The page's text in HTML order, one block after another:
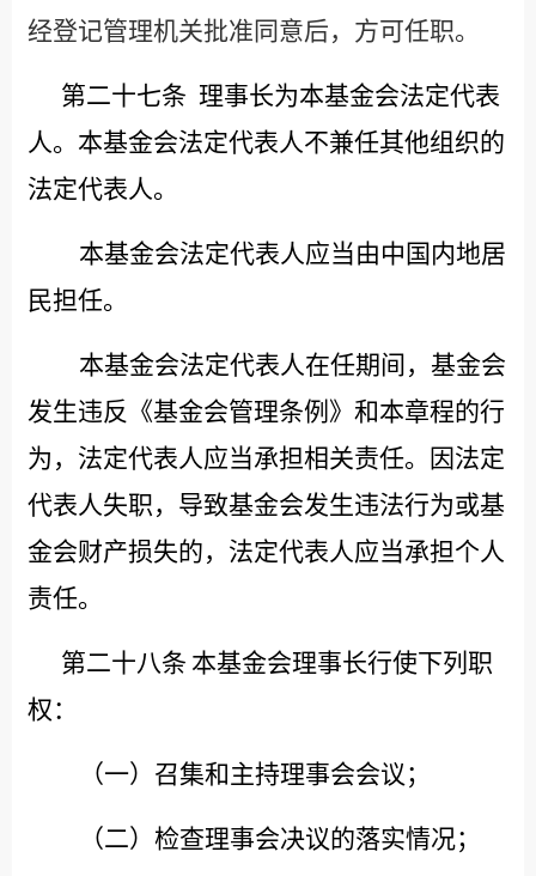
经登记管理机关批准同意后，方可任职。
第二十七条 理事长为本基金会法定代表
人。本基金会法定代表人不兼任其他组织的
法定代表人。
本基金会法定代表人应当由中国内地居
民担任。
本基金会法定代表人在任期间，基金会
发生违反《基金会管理条例》和本章程的行
为，法定代表人应当承担相关责任。因法定
代表人失职，导致基金会发生违法行为或基
金会财产损失的，法定代表人应当承担个人
责任。
第二十八条 本基金会理事长行使下列职
权：
（一）召集和主持理事会会议；
（二）检查理事会决议的落实情况；